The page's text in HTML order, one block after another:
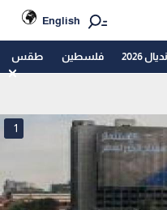
English
2026 فلسطين طقس
1